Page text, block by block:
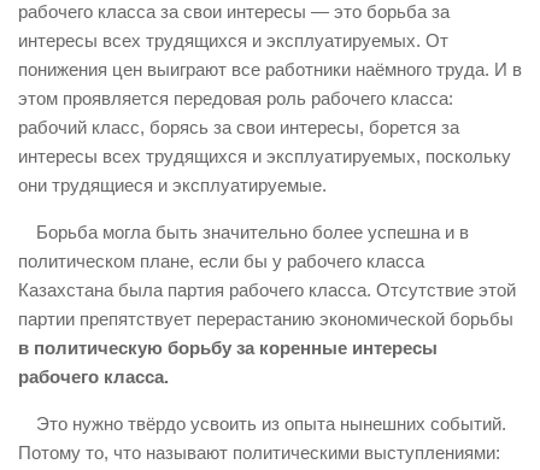
рабочего класса за свои интересы — это борьба за
интересы всех трудящихся и эксплуатируемых. От
понижения цен выиграют все работники наёмного труда. И в
этом проявляется передовая роль рабочего класса:
рабочий класс, борясь за свои интересы, борется за
интересы всех трудящихся и эксплуатируемых, поскольку
они трудящиеся и эксплуатируемые.
Борьба могла быть значительно более успешна и в
политическом плане, если бы у рабочего класса
Казахстана была партия рабочего класса. Отсутствие этой
партии препятствует перерастанию экономической борьбы
в политическую борьбу за коренные интересы
рабочего класса.
Это нужно твёрдо усвоить из опыта нынешних событий.
Потому то, что называют политическими выступлениями: